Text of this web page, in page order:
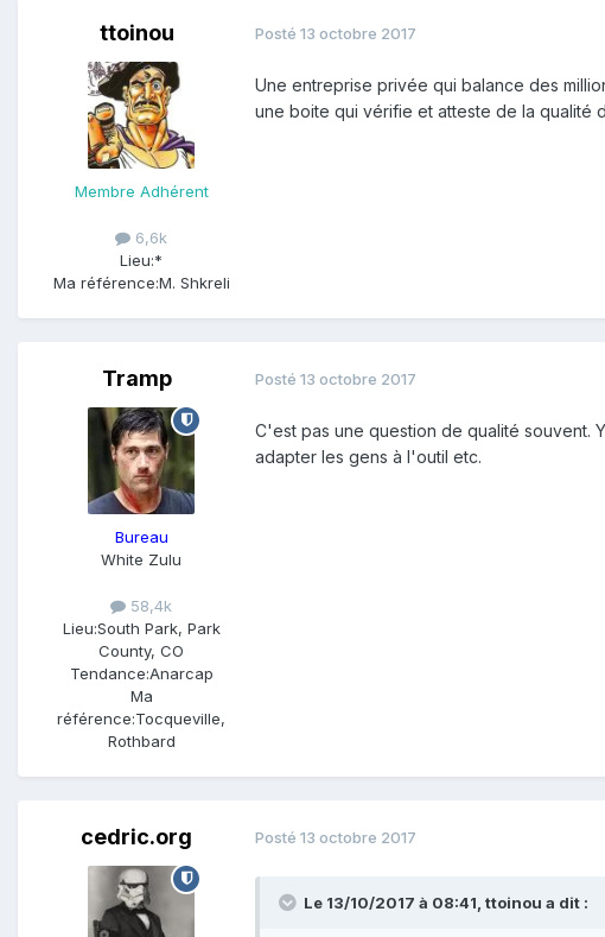
ttoinou
Membre Adhérent
6,6k
Lieu:*
Ma référence:M. Shkreli
Posté 13 octobre 2017
Une entreprise privée qui balance des
une boite qui vérifie et atteste de la qualité
Tramp
Bureau
White Zulu
58,4k
Lieu:South Park, Park
County, CO
Tendance:Anarcap
Ma
référence:Tocqueville,
Rothbard
Posté 13 octobre 2017
C'est pas une question de qualité souvent.
adapter les gens à l'outil etc.
cedric.org Posté 13 octobre 2017
Le 13/10/2017 à 08:41, ttoinou a dit :